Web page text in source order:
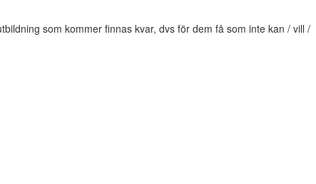
som kommer finnas kvar, dvs för dem få som inte kan / vill /